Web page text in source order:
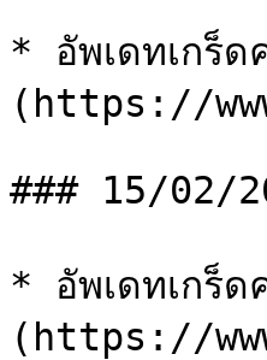
* อัพเดทเกร็
(https://
### 15/02/
* อัพเดทเกร็
(https://